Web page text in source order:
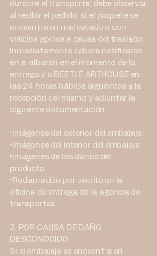
durante el transporte, debe observar
al recibir el pedido, si el paquete se
encuentra en mal estado o con
visibles golpes a causa del traslado.
Inmediatamente deberá notificarse
en el albarán en el momento de la
entrega y a BEETLE ARTHOUSE en
las 24 horas hábiles siguientes a la
recepción del mismo y adjuntar la
siguiente documentación:
•Imágenes del exterior del embalaje.
•Imágenes del interior del embalaje.
•Imágenes de los daños del
producto.
•Reclamación por escrito en la
oficina de entrega de la agencia de
transportes.
2. POR CAUSA DE DAÑO
DESCONOCIDO
Si el embalaje se encuentra en